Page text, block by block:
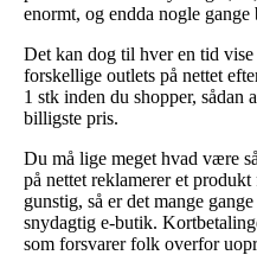
enormt, og endda nogle
Det kan dog til hver en tid
forskellige outlets på nettet
1 stk inden du shopper, sådan
billigste pris.
Du må lige meget hvad være
på nettet reklamerer et
gunstig, så er det mange
snydagtig e-butik.
som forsvarer folk overfor